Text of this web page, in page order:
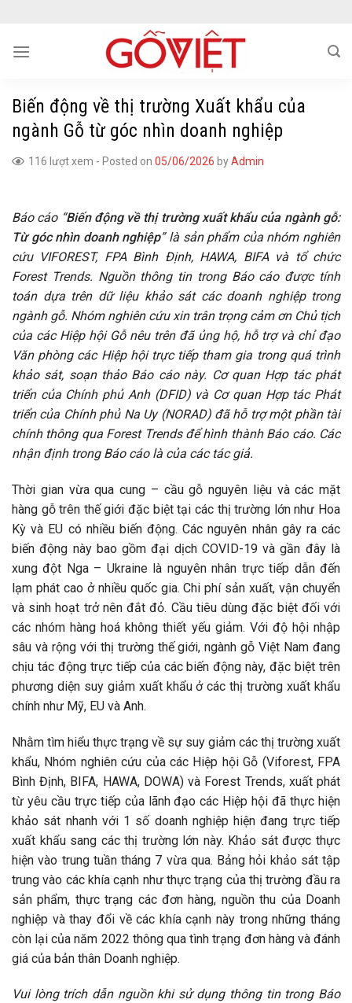
content
Biến động về thị trường Xuất khẩu của
ngành Gỗ từ góc nhìn doanh nghiệp
116 lượt xem - Posted on 05/06/2026 byAdmin
Báo cáo “Biến động về thị trường xuất khẩu của ngành gỗ:
Từ góc nhìn doanh nghiệp” là sản phẩm của nhóm nghiên
cứu VIFOREST, FPA Bình Định, HAWA, BIFA và tổ chức
Forest Trends. Nguồn thông tin trong Báo cáo được tính
toán dựa trên dữ liệu khảo sát các doanh nghiệp trong
ngành gỗ. Nhóm nghiên cứu xin trân trọng cảm ơn Chủ tịch
của các Hiệp hội Gỗ nêu trên đã ủng hộ, hỗ trợ và chỉ đạo
Văn phòng các Hiệp hội trực tiếp tham gia trong quá trình
khảo sát, soạn thảo Báo cáo này. Cơ quan Hợp tác phát
triển của Chính phủ Anh (DFID) và Cơ quan Hợp tác Phát
triển của Chính phủ Na Uy (NORAD) đã hỗ trợ một phần tài
chính thông qua Forest Trends để hình thành Báo cáo. Các
nhận định trong Báo cáo là của các tác giả.
Thời gian vừa qua cung – cầu gỗ nguyên liệu và các mặt
hàng gỗ trên thế giới đặc biệt tại các thị trường lớn như Hoa
Kỳ và EU có nhiều biến động. Các nguyên nhân gây ra các
biến động này bao gồm đại dịch COVID-19 và gần đây là
xung đột Nga – Ukraine là nguyên nhân trực tiếp dẫn đến
lạm phát cao ở nhiều quốc gia. Chi phí sản xuất, vận chuyển
và sinh hoạt trở nên đắt đỏ. Cầu tiêu dùng đặc biệt đối với
các nhóm hàng hoá không thiết yếu giảm. Với độ hội nhập
sâu và rộng với thị trường thế giới, ngành gỗ Việt Nam đang
chịu tác động trực tiếp của các biến động này, đặc biệt trên
phương diện suy giảm xuất khẩu ở các thị trường xuất khẩu
chính như Mỹ, EU và Anh.
Nhằm tìm hiểu thực trạng về sự suy giảm các thị trường xuất
khẩu, Nhóm nghiên cứu của các Hiệp hội Gỗ (Viforest, FPA
Bình Định, BIFA, HAWA, DOWA) và Forest Trends, xuất phát
từ yêu cầu trực tiếp của lãnh đạo các Hiệp hội đã thực hiện
khảo sát nhanh với 1 số doanh nghiệp hiện đang trực tiếp
xuất khẩu sang các thị trường lớn này. Khảo sát được thực
hiện vào trung tuần tháng 7 vừa qua. Bảng hỏi khảo sát tập
trung vào các khía cạnh như thực trạng của thị trường đầu ra
sản phẩm, thực trạng các đơn hàng, nguồn thu của Doanh
nghiệp và thay đổi về các khía cạnh này trong những tháng
còn lại của năm 2022 thông qua tình trạng đơn hàng và đánh
giá của bản thân Doanh nghiệp.
Vui lòng trích dẫn nguồn khi sử dụng thông tin trong Báo